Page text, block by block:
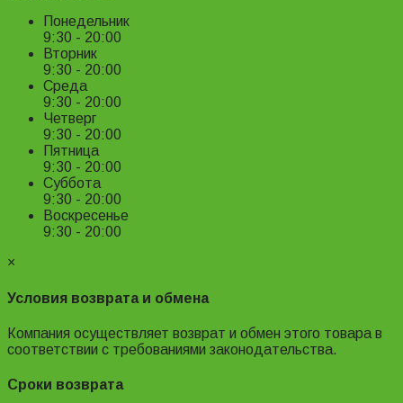
Понедельник
9:30 - 20:00
Вторник
9:30 - 20:00
Среда
9:30 - 20:00
Четверг
9:30 - 20:00
Пятница
9:30 - 20:00
Суббота
9:30 - 20:00
Воскресенье
9:30 - 20:00
×
Условия возврата и обмена
Компания осуществляет возврат и обмен этого товара в
соответствии с требованиями законодательства.
Сроки возврата